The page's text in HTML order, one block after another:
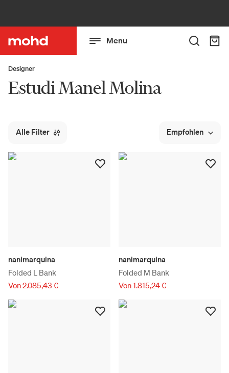
Menu
Designer
Estudi Manel Molina
Alle Filter Empfohlen
nanimarquina
Folded L Bank
Von 2.085,43 €
nanimarquina
Folded M Bank
Von 1.815,24 €